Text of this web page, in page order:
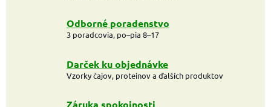
Odborné poradenstvo
3 poradcovia, po–pia 8–17
Darček ku objednávke
Vzorky čajov, proteínov a ďalších produktov
Záruka spokojnosti